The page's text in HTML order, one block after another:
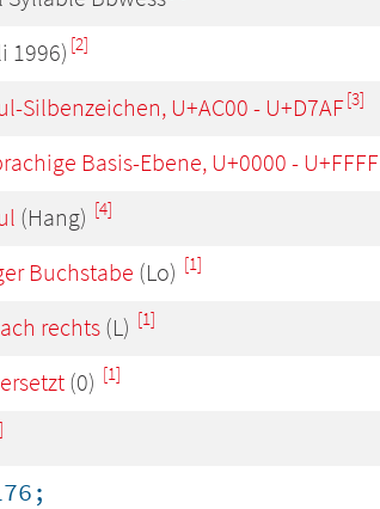
1996) [2]
Silbenzeichen, U+AC00 - U+D7AF[3]
Basis-Ebene, U+0000 - U+FFFF
(Hang) [4]
Buchstabe (Lo) [1]
rechts(L) [1]
(0) [1]